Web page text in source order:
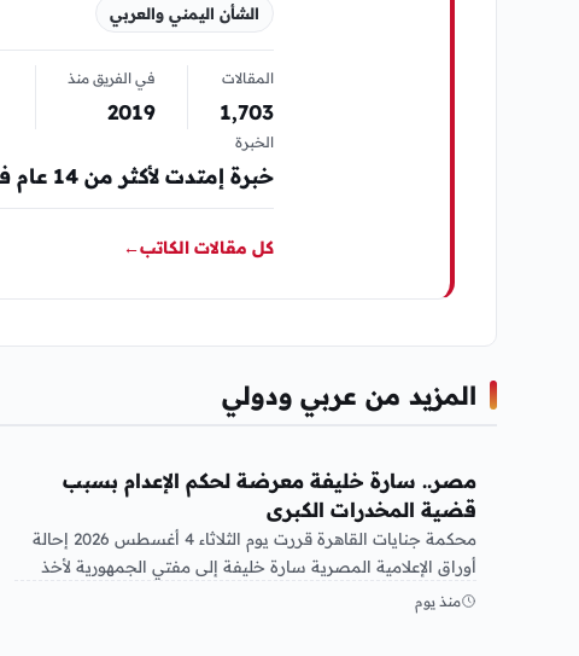
الشأن اليمني والعربي
المقالات
1٬703
في الفريق منذ
2019
الخبرة
خبرة إمتدت لأكثر من 14 عام في مجال المواقع الإلكترونية الإخبارية والصحافة
كل مقالات الكاتب←
المزيد من عربي ودولي
مصر.. سارة خليفة معرضة لحكم الإعدام بسبب
قضية المخدرات الكبرى
محكمة جنايات القاهرة قررت يوم الثلاثاء 4 أغسطس 2026 إحالة
أوراق الإعلامية المصرية سارة خليفة إلى مفتي الجمهورية لأخذ
الرأي…
منذ يوم